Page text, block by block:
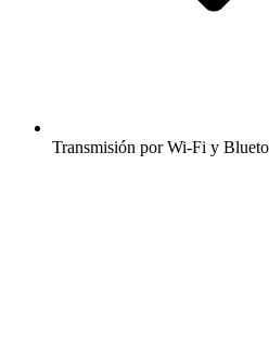
Transmisión por Wi-Fi y